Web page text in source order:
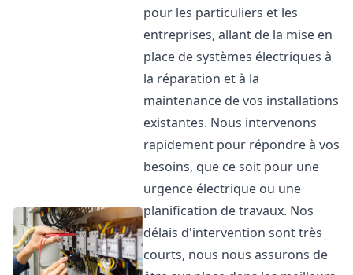
pour les particuliers et les
entreprises, allant de la mise en
place de systèmes électriques à
la réparation et à la
maintenance de vos installations
existantes. Nous intervenons
rapidement pour répondre à vos
besoins, que ce soit pour une
urgence électrique ou une
planification de travaux. Nos
délais d'intervention sont très
courts, nous nous assurons de